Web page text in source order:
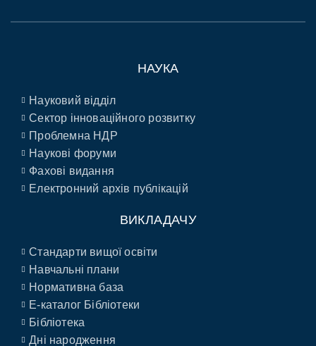
НАУКА
Науковий відділ
Сектор інноваційного розвитку
Проблемна НДР
Наукові форуми
Фахові видання
Електронний архів публікацій
ВИКЛАДАЧУ
Стандарти вищої освіти
Навчальні плани
Нормативна база
E-каталог Бібліотеки
Бібліотека
Дні народження